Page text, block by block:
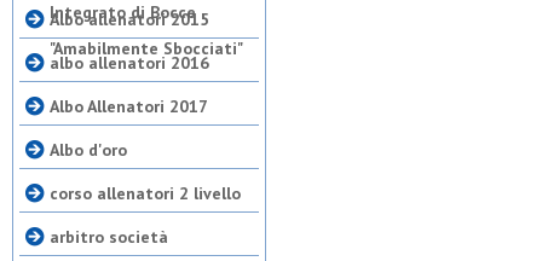
Integrato di Bocce
"Amabilmente Sbocciati"
Albo allenatori 2015
albo allenatori 2016
Albo Allenatori 2017
Albo d'oro
corso allenatori 2 livello
arbitro società